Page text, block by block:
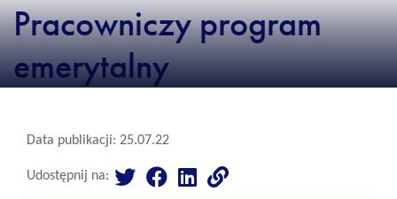
Pracowniczy program
emerytalny
Data publikacji: 25.07.22
Udostępnij na: